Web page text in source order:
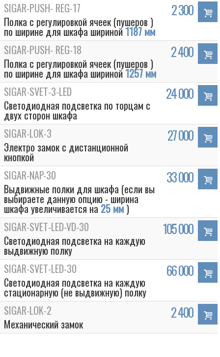
SIGAR-PUSH- REG-17
Полка с регулировкой ячеек (пушеров )
по ширине для шкафа шириной1187 мм
2 300
SIGAR-PUSH- REG-18
Полка с регулировкой ячеек (пушеров )
по ширине для шкафа шириной1257 мм
2 400
SIGAR-SVET-3-LED
Светодиодная подсветка по торцам с
двух сторон шкафа
24 000
SIGAR-LOK-3
Электро замок с дистанционной
кнопкой
27 000
SIGAR-NAP-30
Выдвижные полки для шкафа (если вы
выбираете данную опцию - ширина
шкафа увеличивается на 25 мм )
33 000
SIGAR-SVET-LED-VD-30
Светодиодная подсветка на каждую
выдвижную полку
105 000
SIGAR-SVET-LED-30
Светодиодная подсветка на каждую
стационарную (не выдвижную) полку
66 000
SIGAR-LOK-2
Механический замок
2 400